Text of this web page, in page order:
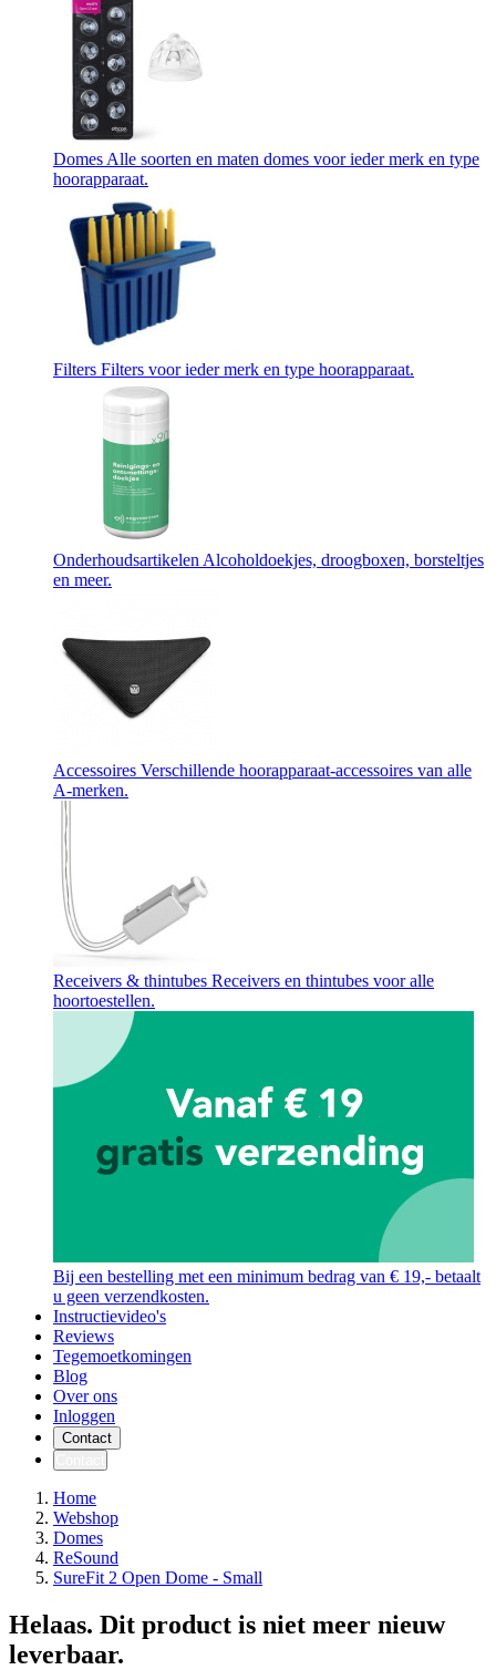
Domes Alle soorten en maten domes voor ieder merk en type
hoorapparaat.
Filters Filters voor ieder merk en type hoorapparaat.
Onderhoudsartikelen Alcoholdoekjes, droogboxen, borsteltjes
en meer.
Accessoires Verschillende hoorapparaat-accessoires van alle
A-merken.
Receivers & thintubes Receivers en thintubes voor alle
hoortoestellen.
Bij een bestelling met een minimum bedrag van € 19,- betaalt
u geen verzendkosten.
Instructievideo's
Reviews
Tegemoetkomingen
Blog
Over ons
Inloggen
Contact
Home
Webshop
Domes
ReSound
SureFit 2 Open Dome - Small
Helaas. Dit product is niet meer nieuw
leverbaar.